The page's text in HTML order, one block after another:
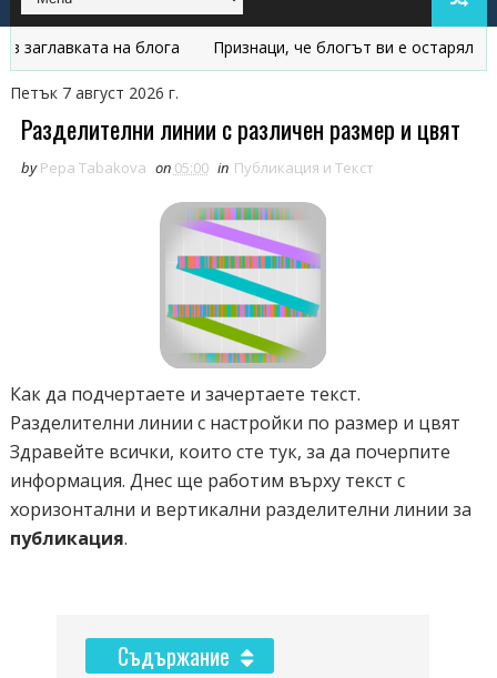
на блога Признаци, че блогът ви е остарял Да
Петък 7 август 2026 г.
Разделителни линии с различен размер и цвят
by Pepa Tabakova on 05:00 in Публикация и Текст
Как да подчертаете и зачертаете текст.
Разделителни линии с настройки по размер и цвят
Здравейте всички, които сте тук, за да почерпите
информация. Днес ще работим върху текст с
хоризонтални и вертикални разделителни линии за
публикация.
Съдържание